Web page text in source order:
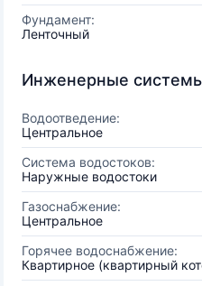
Фундамент:
Ленточный
Инженерные
Водоотведение:
Центральное
Система водостоков:
Наружные водостоки
Газоснабжение:
Центральное
Горячее водоснабжение:
Квартирное (квартирный